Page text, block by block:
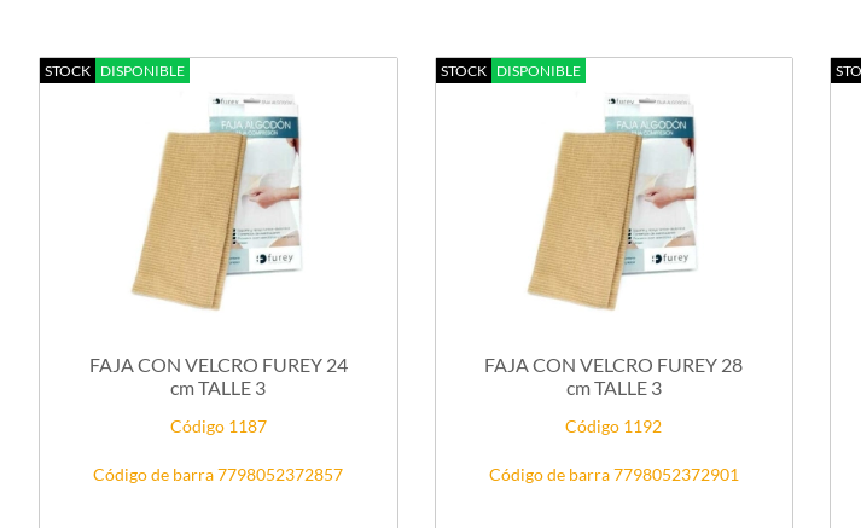
STOCK DISPONIBLE
FAJA CON VELCRO FUREY 24
cm TALLE 3
Código 1187
Código de barra 7798052372857
STOCK DISPONIBLE
FAJA CON VELCRO FUREY 28
cm TALLE 3
Código 1192
Código de barra 7798052372901